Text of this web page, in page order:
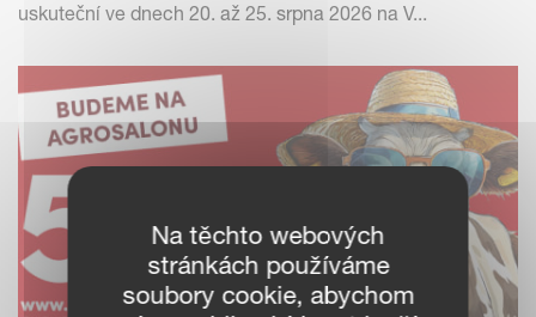
uskuteční ve dnech 20. až 25. srpna 2026 na V...
Na těchto webových
stránkách používáme
soubory cookie, abychom